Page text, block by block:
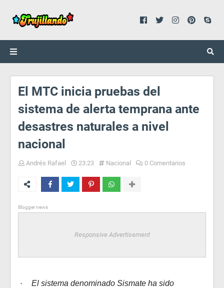
El MTC inicia pruebas del
sistema de alerta temprana ante
desastres naturales a nivel
nacional
Andrés Rafael 23:23 Nacional 0 Comentarios
Blogger news
Responsive Advertisement
·
El sistema denominado Sismate ha sido